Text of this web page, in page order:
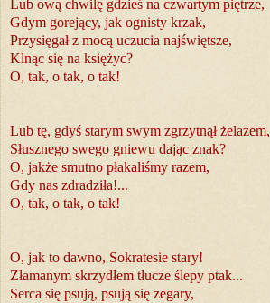
Lub ową chwilę gdzieś na czwartym piętrze,
Gdym gorejący, jak ognisty krzak,
Przysięgał z mocą uczucia najświętsze,
Klnąc się na księżyc?
O, tak, o tak, o tak!
Lub tę, gdyś starym swym zgrzytnął żelazem,
Słusznego swego gniewu dając znak?
O, jakże smutno płakaliśmy razem,
Gdy nas zdradziła!...
O, tak, o tak, o tak!
O, jak to dawno, Sokratesie stary!
Złamanym skrzydłem tłucze ślepy ptak...
Serca się psują, psują się zegary,